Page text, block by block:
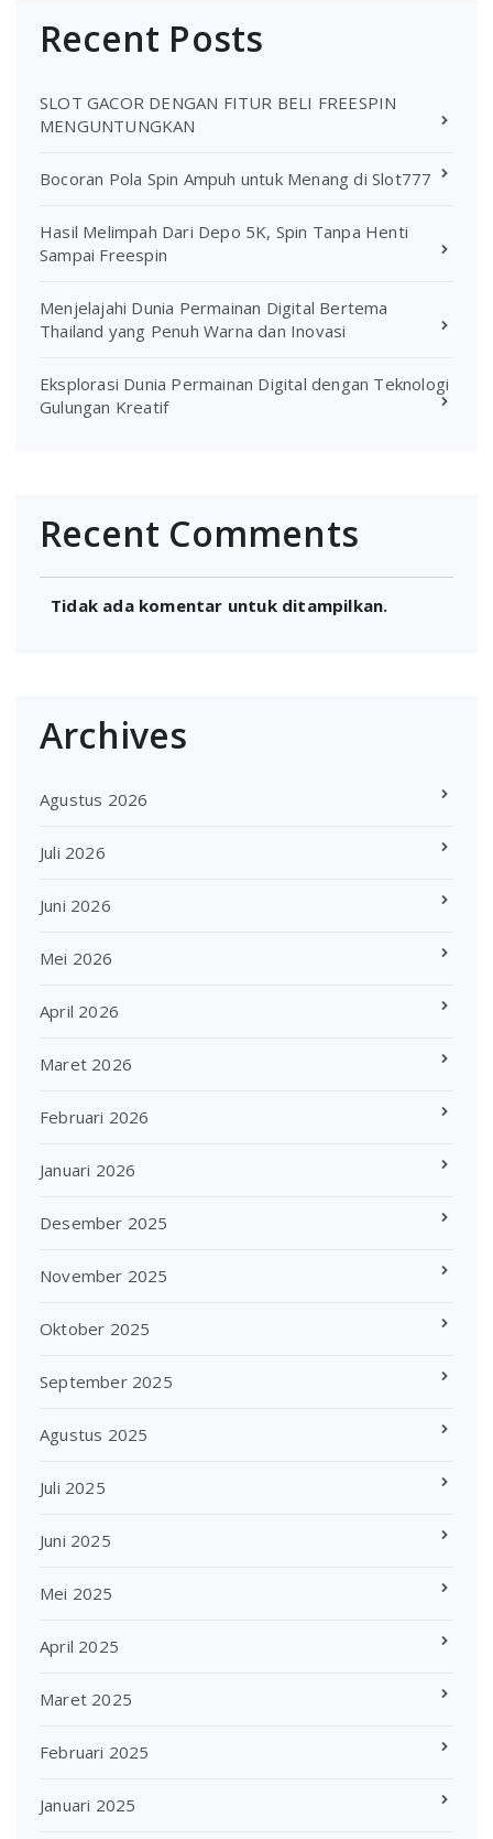
Recent Posts
SLOT GACOR DENGAN FITUR BELI FREESPIN
MENGUNTUNGKAN
Bocoran Pola Spin Ampuh untuk Menang di Slot777
Hasil Melimpah Dari Depo 5K, Spin Tanpa Henti
Sampai Freespin
Menjelajahi Dunia Permainan Digital Bertema
Thailand yang Penuh Warna dan Inovasi
Eksplorasi Dunia Permainan Digital dengan Teknologi
Gulungan Kreatif
Recent Comments
Tidak ada komentar untuk ditampilkan.
Archives
Agustus 2026
Juli 2026
Juni 2026
Mei 2026
April 2026
Maret 2026
Februari 2026
Januari 2026
Desember 2025
November 2025
Oktober 2025
September 2025
Agustus 2025
Juli 2025
Juni 2025
Mei 2025
April 2025
Maret 2025
Februari 2025
Januari 2025